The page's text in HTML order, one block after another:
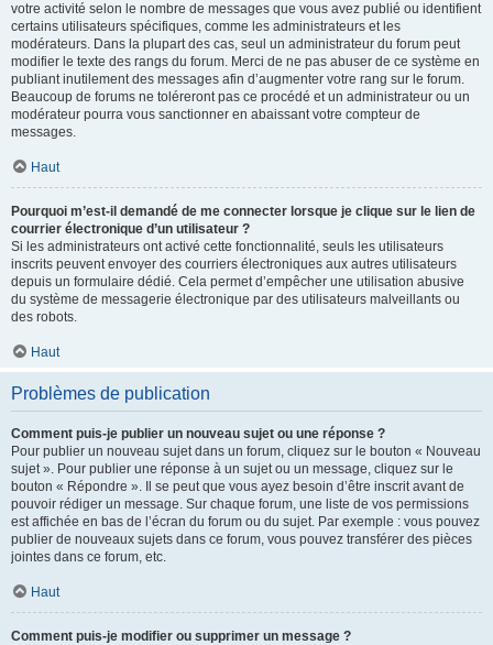
votre activité selon le nombre de messages que vous avez publié ou identifient
certains utilisateurs spécifiques, comme les administrateurs et les
modérateurs. Dans la plupart des cas, seul un administrateur du forum peut
modifier le texte des rangs du forum. Merci de ne pas abuser de ce système en
publiant inutilement des messages afin d’augmenter votre rang sur le forum.
Beaucoup de forums ne toléreront pas ce procédé et un administrateur ou un
modérateur pourra vous sanctionner en abaissant votre compteur de
messages.
Haut
Pourquoi m’est-il demandé de me connecter lorsque je clique sur le lien de
courrier électronique d’un utilisateur ?
Si les administrateurs ont activé cette fonctionnalité, seuls les utilisateurs
inscrits peuvent envoyer des courriers électroniques aux autres utilisateurs
depuis un formulaire dédié. Cela permet d’empêcher une utilisation abusive
du système de messagerie électronique par des utilisateurs malveillants ou
des robots.
Haut
Problèmes de publication
Comment puis-je publier un nouveau sujet ou une réponse ?
Pour publier un nouveau sujet dans un forum, cliquez sur le bouton « Nouveau
sujet ». Pour publier une réponse à un sujet ou un message, cliquez sur le
bouton « Répondre ». Il se peut que vous ayez besoin d’être inscrit avant de
pouvoir rédiger un message. Sur chaque forum, une liste de vos permissions
est affichée en bas de l’écran du forum ou du sujet. Par exemple : vous pouvez
publier de nouveaux sujets dans ce forum, vous pouvez transférer des pièces
jointes dans ce forum, etc.
Haut
Comment puis-je modifier ou supprimer un message ?